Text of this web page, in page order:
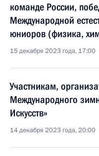
команде России,
Международной
юниоров (физика,
15 декабря 2023 года, 17:00
Участникам,
Международного
Искусств»
14 декабря 2023 года, 20:00